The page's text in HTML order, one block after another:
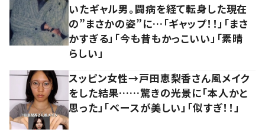
いたギャル男。闘病を経て転身した現在
の”まさかの姿”に…「ギャップ！！」「まさ
かすぎる」「今も昔もかっこいい」「素晴
らしい」
スッピン女性→戸田恵梨香さん風メイク
をした結果……驚きの光景に「本人かと
思った」「ベースが美しい」「似すぎ！！」